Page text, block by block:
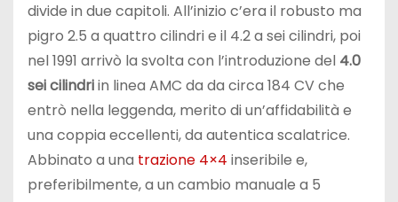
divide in due capitoli. All’inizio c’era il robusto ma
pigro 2.5 a quattro cilindri e il 4.2 a sei cilindri, poi
nel 1991 arrivò la svolta con l’introduzione del 4.0
sei cilindriin linea AMC da da circa 184 CV che
entrò nella leggenda, merito di un’affidabilità e
una coppia eccellenti, da autentica scalatrice.
Abbinato a una trazione 4×4 inseribile e,
preferibilmente, a un cambio manuale a 5